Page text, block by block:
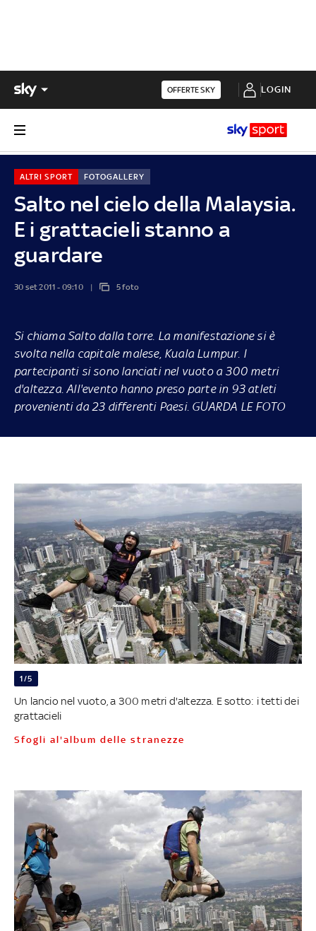
OFFERTE SKY LOGIN
Salto nel cielo della Malaysia.
E i grattacieli stanno a
guardare
ALTRI SPORT FOTOGALLERY
30 set 2011 - 09:10 5 foto
Si chiama Salto dalla torre. La manifestazione si è
svolta nella capitale malese, Kuala Lumpur. I
partecipanti si sono lanciati nel vuoto a 300 metri
d'altezza. All'evento hanno preso parte in 93 atleti
provenienti da 23 differenti Paesi. GUARDA LE FOTO
1/5
Un lancio nel vuoto, a 300 metri d'altezza. E sotto: i tetti dei
grattacieli
Sfogli al'album delle stranezze